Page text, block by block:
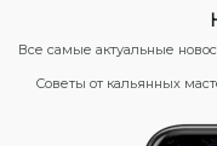
Все самые актуальные
Советы от кальянных